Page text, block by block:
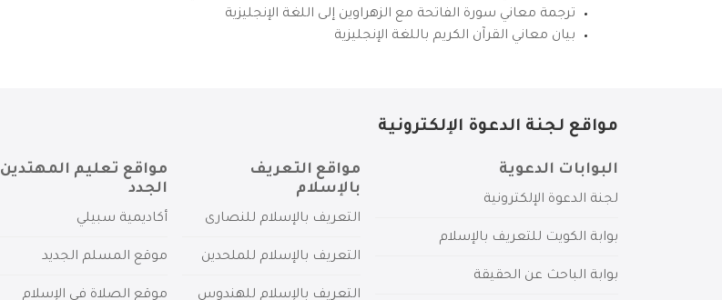
ترجمة معاني سورة الفاتحة مع الزهراوين إلى اللغة الإنجليزية
بيان معاني القرآن الكريم باللغة الإنجليزية
مواقع لجنة الدعوة الإلكترونية
البوابات الدعوية
لجنة الدعوة الإلكترونية
بوابة الكويت للتعريف بالإسلام
بوابة الباحث عن الحقيقة
مواقع التعريف
بالإسلام
التعريف بالإسلام للنصارى
التعريف بالإسلام للملحدين
التعريف بالإسلام للهندوس
مواقع تعليم المهتدين
الجدد
أكاديمية سبيلي
موقع المسلم الجديد
موقع الصلاة في الإسلام